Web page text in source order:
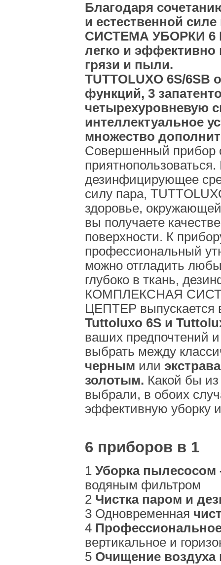
Благодаря
и естественной
СИСТЕМА УБОРКИ 6 В
легко и эффективно
грязи и пыли.
TUTTOLUXO 6S/6SB
функций, 3
четырехуровневую
интеллектуальное
множество
Совершенный прибор
дезинфицирующее
силу пара,
здоровье,
вы получаете
поверхности. К
профессиональный
можно отгладить
глубоко в ткань,
КОМПЛЕКСНАЯ
ЦЕПТЕР выпускается
Tuttoluxo 6S и
ваших предпочтений
выбрать между
черным или
золотым. Какой бы
выбрали, в обоих
эффективную уборку
6 приборов в 1
1 Уборка пылесосом
водяным фильтром
2 Чистка паром и
3 Одновременная
4
вертикальное и
5 Очищение воздуха